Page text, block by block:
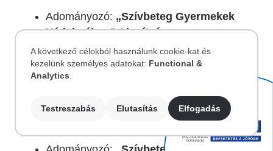
Adományozó: „Szívbeteg Gyermekek
Védelmében” Alapítvány
Adomány:
informatikai eszköz
Adomány könyv szerinti értéke: bruttó
Személyes
adatok
A következő célokból használunk cookie-kat és
kezelünk személyes adatokat: Functional &
Analytics
Testreszabás Elutasítás Elfogadás